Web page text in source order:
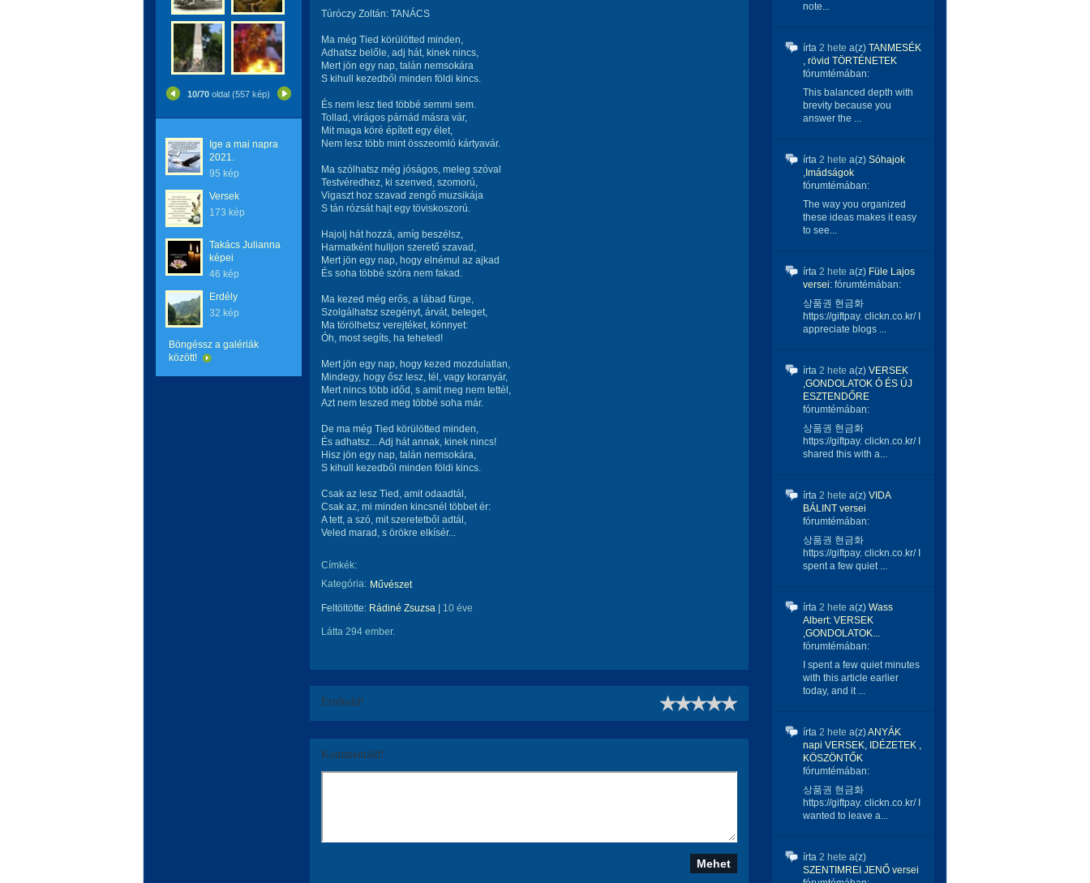
10/70 oldal (557 kép)
Ige a mai napra
2021.
95 kép
Versek
173 kép
Takács Julianna
képei
46 kép
Erdély
32 kép
Böngéssz a galériák
között!
Túróczy Zoltán: TANÁCS
Ma még Tied körülötted minden,
Adhatsz belőle, adj hát, kinek nincs,
Mert jön egy nap, talán nemsokára
S kihull kezedből minden földi kincs.
És nem lesz tied többé semmi sem.
Tollad, virágos párnád másra vár,
Mit maga köré épített egy élet,
Nem lesz több mint összeomló kártyavár.
Ma szólhatsz még jóságos, meleg szóval
Testvéredhez, ki szenved, szomorú,
Vigaszt hoz szavad zengő muzsikája
S tán rózsát hajt egy töviskoszorú.
Hajolj hát hozzá, amíg beszélsz,
Harmatként hulljon szerető szavad,
Mert jön egy nap, hogy elnémul az ajkad
És soha többé szóra nem fakad.
Ma kezed még erős, a lábad fürge,
Szolgálhatsz szegényt, árvát, beteget,
Ma törölhetsz verejtéket, könnyet:
Óh, most segíts, ha teheted!
Mert jön egy nap, hogy kezed mozdulatlan,
Mindegy, hogy ősz lesz, tél, vagy koranyár,
Mert nincs több időd, s amit meg nem tettél,
Azt nem teszed meg többé soha már.
De ma még Tied körülötted minden,
És adhatsz... Adj hát annak, kinek nincs!
Hisz jön egy nap, talán nemsokára,
S kihull kezedből minden földi kincs.
Csak az lesz Tied, amit odaadtál,
Csak az, mi minden kincsnél többet ér:
A tett, a szó, mit szeretetből adtál,
Veled marad, s örökre elkísér...
Címkék:
Kategória: Művészet
Feltöltötte: Rádiné Zsuzsa 10 éve
Látta 294 ember.
Értékeld!
Kommentáld!
note...
írta 2 hete a(z) TANMESÉK
, rövid TÖRTÉNETEK
fórumtémában:
This balanced depth with
brevity because you
answer the ...
írta 2 hete a(z) Sóhajok
,Imádságok
fórumtémában:
The way you organized
these ideas makes it easy
to see...
írta 2 hete a(z) Füle Lajos
versei: fórumtémában:
상품권 현금화
https://giftpay. clickn.co.kr/ I
appreciate blogs ...
írta 2 hete a(z) VERSEK
,GONDOLATOK Ó ÉS ÚJ
ESZTENDŐRE
fórumtémában:
상품권 현금화
https://giftpay. clickn.co.kr/ I
shared this with a...
írta 2 hete a(z) VIDA
BÁLINT versei
fórumtémában:
상품권 현금화
https://giftpay. clickn.co.kr/ I
spent a few quiet ...
írta 2 hete a(z) Wass
Albert: VERSEK
,GONDOLATOK...
fórumtémában:
I spent a few quiet minutes
with this article earlier
today, and it ...
írta 2 hete a(z)ANYÁK
napi VERSEK, IDÉZETEK ,
KÖSZÖNTŐK
fórumtémában:
상품권 현금화
https://giftpay. clickn.co.kr/ I
wanted to leave a...
írta 2 hete a(z)
SZENTIMREI JENŐ versei